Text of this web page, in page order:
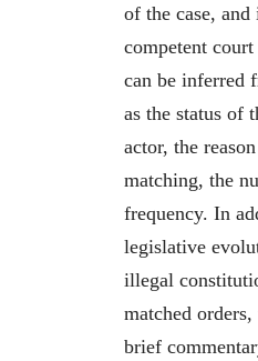
of the case, and
competent
can be inferred
as the status of
actor, the
matching, the
frequency. In
legislative
illegal
matched
brief